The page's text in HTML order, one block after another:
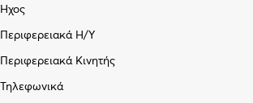
Ήχος
Περιφερειακά Η/Υ
Περιφερειακά Κινητής
Τηλεφωνικά